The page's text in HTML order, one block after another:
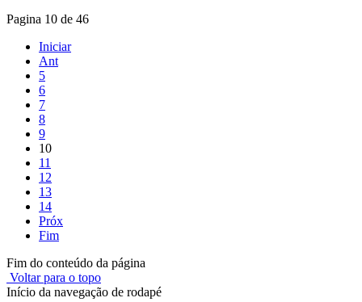
Pagina 10 de 46
Iniciar
Ant
5
6
7
8
9
10
11
12
13
14
Próx
Fim
Fim do conteúdo da página
Voltar para o topo
Início da navegação de rodapé